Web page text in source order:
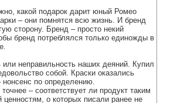
какой подарок дарит юный Ромео
– они помнятся всю жизнь. И бренд
сторону. Бренд – просто некий
бренд потреблялся только единожды в
неправильность наших деяний. Купил
собой. Краски оказались
по определению.
– соответствует ли продукт таким
о которых писали ранее не